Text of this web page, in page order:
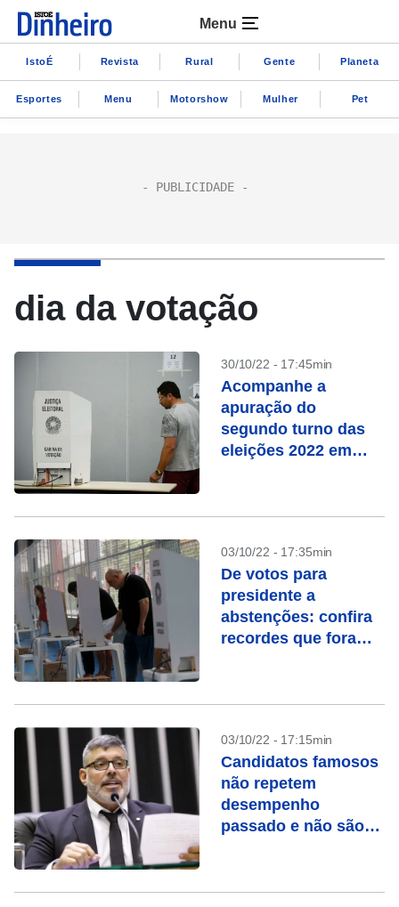
Menu
IstoÉ Revista Rural Gente Planeta
Esportes Menu Motorshow Mulher Pet
dia da votação
30/10/22 - 17:45min
Acompanhe a
apuração do
segundo turno das
eleições 2022 em
03/10/22 - 17:35min
De votos para
presidente a
abstenções: confira
recordes que foram
03/10/22 - 17:15min
Candidatos famosos
não repetem
desempenho
passado e não são